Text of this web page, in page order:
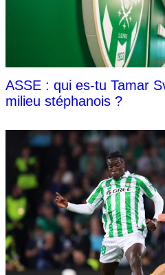
ASSE : qui es-tu Tamar
milieu stéphanois ?